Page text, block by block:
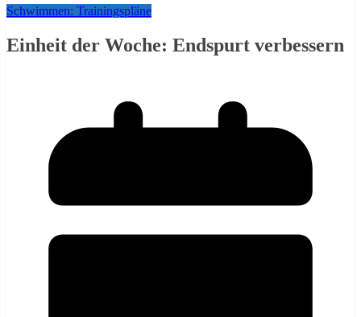
Schwimmen: Trainingspläne
Einheit der Woche: Endspurt verbessern